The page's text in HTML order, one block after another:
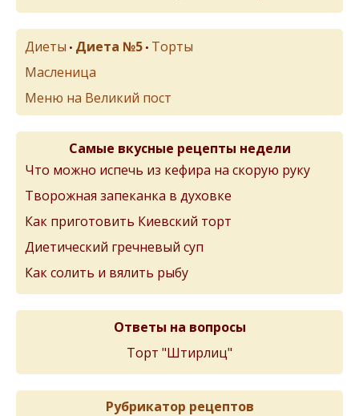
Диеты • Диета №5 • Торты
Масленица
Меню на Великий пост
Самые вкусные рецепты недели
Что можно испечь из кефира на скорую руку
Творожная запеканка в духовке
Как приготовить Киевский торт
Диетический гречневый суп
Как солить и вялить рыбу
Ответы на вопросы
Торт "Штирлиц"
Рубрикатор рецептов